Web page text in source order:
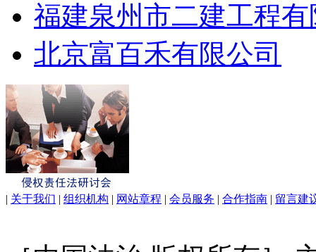
福建泉州市二建工程
北京富百禾有限公司
| 关于我们 | 组织机构 | 网站章程 | 会员服务 | 合作指南 | 留言建